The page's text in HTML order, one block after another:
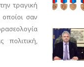
τραγική
σαν
πολιτική,